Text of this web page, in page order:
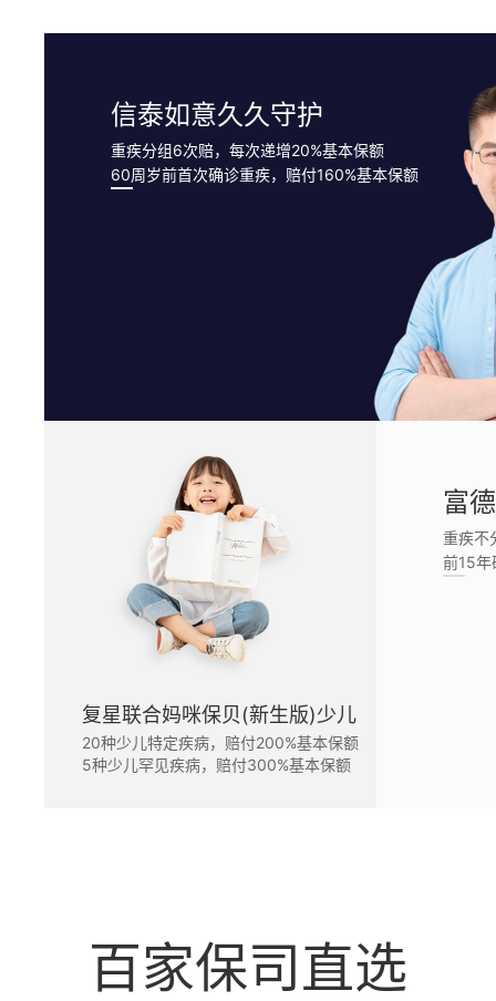
信泰如意久久守护
重疾分组6次赔，每次递增20%基本保额
60周岁前首次确诊重疾，赔付160%基本保额
信泰如意久久守护
重疾分组6次赔，每次递增20%基本保额
60周岁前首次确诊重疾，赔付160%基本保额
扫码了解更多
复星联合妈咪保贝(新生版)少儿
20种少儿特定疾病，赔付200%基本保额
5种少儿罕见疾病，赔付300%基本保额
富
重疾不
前15年
百家保司直选